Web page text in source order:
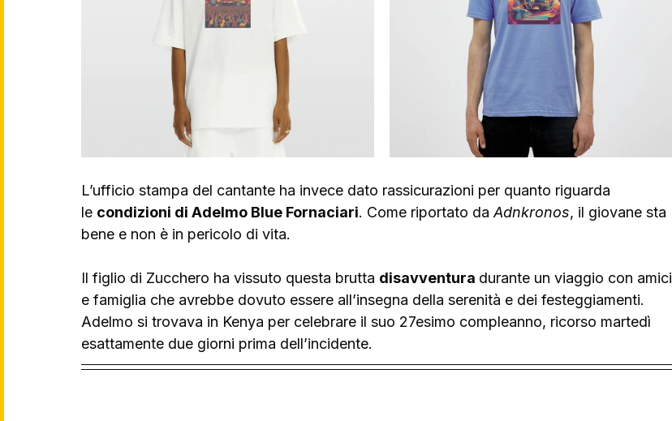
L’ufficio stampa del cantante ha invece dato rassicurazioni per quanto riguarda
le condizioni di Adelmo Blue Fornaciari. Come riportato da Adnkronos, il giovane sta
bene e non è in pericolo di vita.
Il figlio di Zucchero ha vissuto questa brutta disavventura durante un viaggio con amici
e famiglia che avrebbe dovuto essere all’insegna della serenità e dei festeggiamenti.
Adelmo si trovava in Kenya per celebrare il suo 27esimo compleanno, ricorso martedì
esattamente due giorni prima dell’incidente.